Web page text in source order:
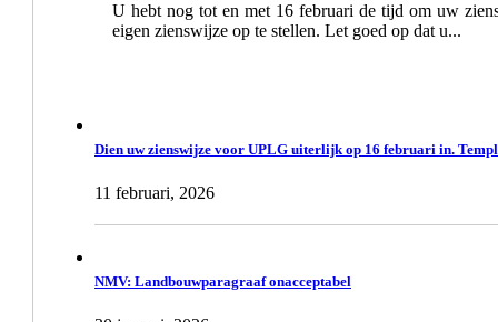
U hebt nog tot en met 16 februari de tijd om uw
eigen zienswijze op te stellen. Let goed op dat u...
Dien uw zienswijze voor UPLG uiterlijk op 16 februari in.
11 februari, 2026
NMV: Landbouwparagraaf onacceptabel